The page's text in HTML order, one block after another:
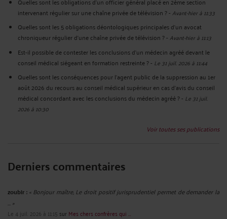
intervenant régulier sur une chaîne privée de télévision ?-Avant-hier à 11:33
Quelles sont les 5 obligations déontologiques principales d’un avocat
chroniqueur régulier d’une chaîne privée de télévision ?-Avant-hier à 11:13
Est-il possible de contester les conclusions d’un médecin agréé devant le
conseil médical siégeant en formation restreinte ?- Le 31 juil. 2026 à 11:44
Quelles sont les conséquences pour l’agent public de la suppression au 1er
août 2026 du recours au conseil médical supérieur en cas d'avis du conseil
médical concordant avec les conclusions du médecin agréé ?- Le 31 juil.
2026 à 10:30
Voir toutes ses publications
Derniers commentaires
zoubir : « Bonjour maître, Le droit positif jurisprudentiel permet de demander la
... »
Le 4 juil. 2026 à 11:15 sur Mes chers confrères qui ...